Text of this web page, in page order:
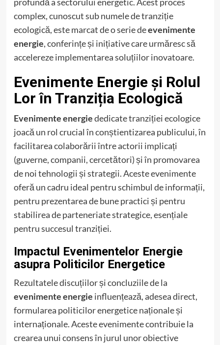
complex, cunoscut sub numele de tranziție
ecologică, este marcat de o serie deevenimente
energie, conferințe și inițiative care urmăresc să
accelereze implementarea soluțiilor inovatoare.
Evenimente Energie și Rolul
Lor în Tranziția Ecologică
Evenimente energiededicate tranziției ecologice
joacă un rol crucial în conștientizarea publicului, în
facilitarea colaborării între actorii implicați
(guverne, companii, cercetători) și în promovarea
de noi tehnologii și strategii. Aceste evenimente
oferă un cadru ideal pentru schimbul de informații,
pentru prezentarea de bune practici și pentru
stabilirea de parteneriate strategice, esențiale
pentru succesul tranziției.
Impactul Evenimentelor Energie
asupra Politicilor Energetice
Rezultatele discuțiilor și concluziile de la
evenimente energie influențează, adesea direct,
formularea politicilor energetice naționale și
internaționale. Aceste evenimente contribuie la
crearea unui consens în jurul unor obiective